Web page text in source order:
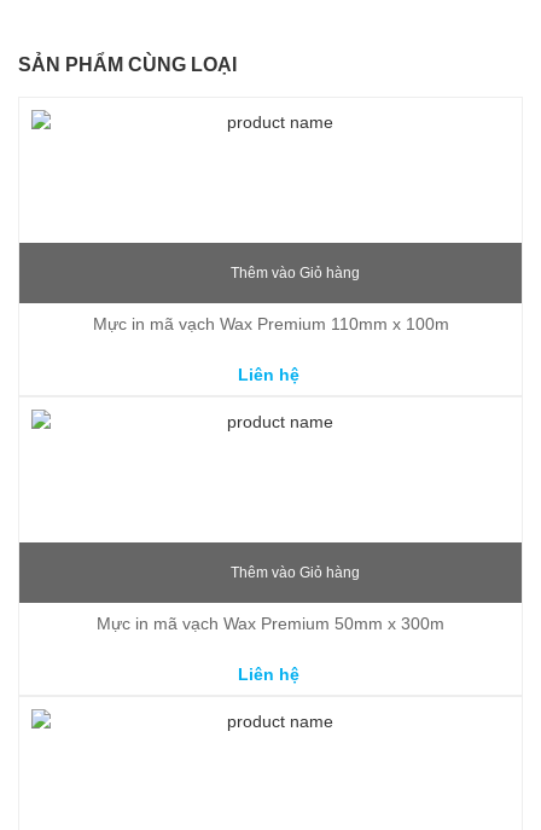
SẢN PHẨM CÙNG LOẠI
Thêm vào Giỏ hàng
Mực in mã vạch Wax Premium 110mm x 100m
Liên hệ
Thêm vào Giỏ hàng
Mực in mã vạch Wax Premium 50mm x 300m
Liên hệ